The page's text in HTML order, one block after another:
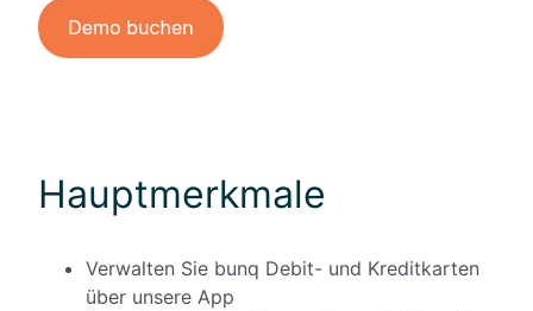
Hauptmerkmale
Verwalten Sie bunq Debit- und Kreditkarten
über unsere App